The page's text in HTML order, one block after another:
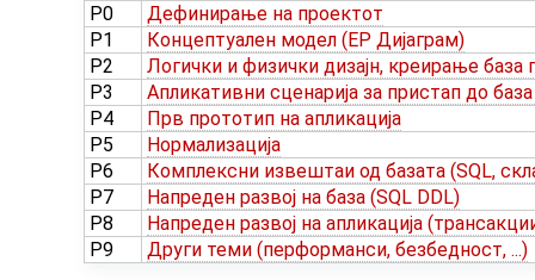
P0
Дефинирање на проектот
P1
Концептуален модел (ЕР Дијаграм)
P2
Логички и физички дизајн, креирање база
P3
Апликативни сценарија за пристап до
P4
Прв прототип на апликација
P5
Нормализација
P6
Комплексни извештаи од базата (SQL,
P7
Напреден развој на база (SQL DDL)
P8
Напреден развој на апликација
P9
Други теми (перформанси, безбедност, ...)